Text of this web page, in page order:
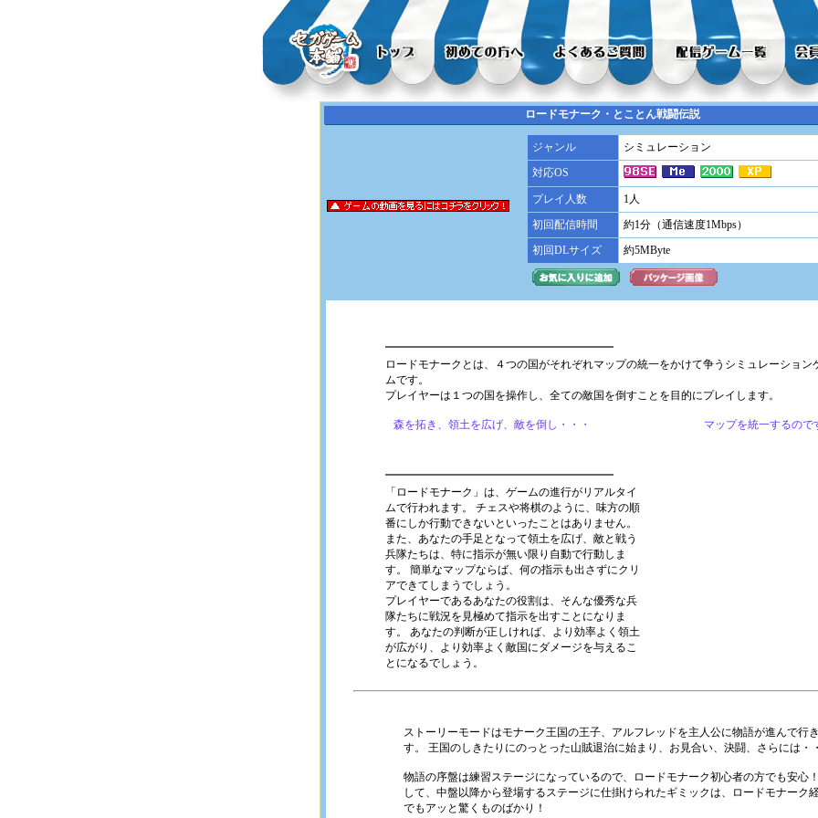
ロードモナーク・とことん戦闘伝説
ジャンル
シミュレーション
対応OS
プレイ人数
1人
初回配信時間
約1分（通信速度1Mbps）
初回DLサイズ
約5MByte
ロードモナークとは、４つの国がそれぞれマップの統一をかけて争うシミュレーション
ムです。
プレイヤーは１つの国を操作し、全ての敵国を倒すことを目的にプレイします。
森を拓き、領土を広げ、敵を倒し・・・ マップを統一するので
「ロードモナーク」は、ゲームの進行がリアルタイ
ムで行われます。 チェスや将棋のように、味方の順
番にしか行動できないといったことはありません。
また、あなたの手足となって領土を広げ、敵と戦う
兵隊たちは、特に指示が無い限り自動で行動しま
す。 簡単なマップならば、何の指示も出さずにクリ
アできてしまうでしょう。
プレイヤーであるあなたの役割は、そんな優秀な兵
隊たちに戦況を見極めて指示を出すことになりま
す。 あなたの判断が正しければ、より効率よく領土
が広がり、より効率よく敵国にダメージを与えるこ
とになるでしょう。
ストーリーモードはモナーク王国の王子、アルフレッドを主人公に物語が進んで行
す。 王国のしきたりにのっとった山賊退治に始まり、お見合い、決闘、さらには・
物語の序盤は練習ステージになっているので、ロードモナーク初心者の方でも安心
して、中盤以降から登場するステージに仕掛けられたギミックは、ロードモナーク
でもアッと驚くものばかり！